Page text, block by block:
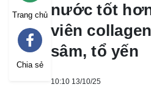
Trang chủ
Chia sẻ
nước tốt
viên
sâm, tổ yến
10:10 13/10/25